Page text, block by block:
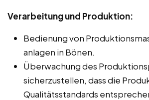
Verarbeitung und Produktion:
Bedienung von
anlagen in Bönen.
Überwachung des
sicherzustellen, dass die
Qualitätsstandards